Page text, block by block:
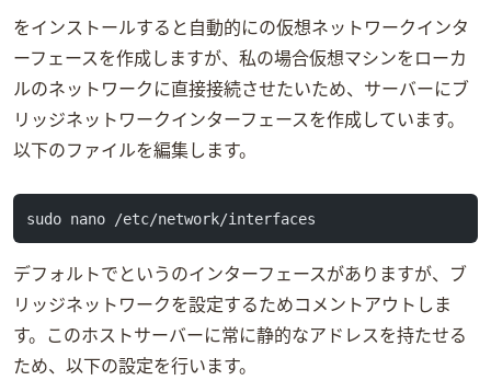
libvirt-binをインストールすると自動的にvirbr0の仮想ネットワークインタ
ーフェースを作成しますが、私の場合仮想マシンをローカ
ルのネットワークに直接接続させたいため、Linuxサーバーにブ
リッジネットワークインターフェースを作成しています。
以下のinterfacesファイルを編集します。
sudo nano /etc/network/interfaces
デフォルトでp3p1というEthernetのインターフェースがありますが、ブ
リッジネットワークを設定するためコメントアウトしま
す。このホストサーバーに常に静的なIPアドレスを持たせる
ため、以下の設定を行います。